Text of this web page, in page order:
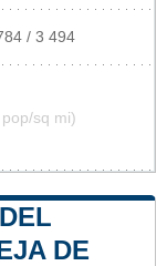
/ 3 494
sq mi)
DE